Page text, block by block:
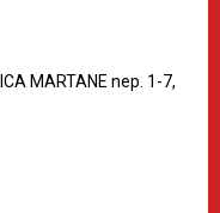
MARTANE nep. 1-7,